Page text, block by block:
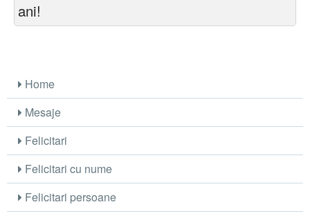
ani!
Home
Mesaje
Felicitari
Felicitari cu nume
Felicitari persoane